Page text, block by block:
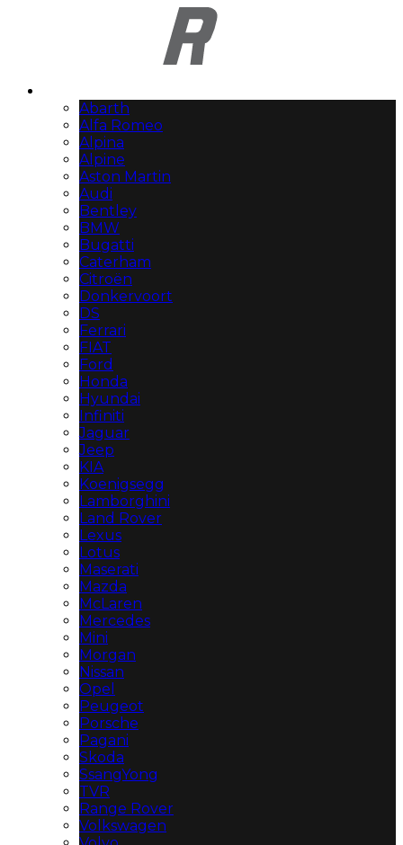
Abarth
Alfa Romeo
Alpina
Alpine
Aston Martin
Audi
Bentley
BMW
Bugatti
Caterham
Citroën
Donkervoort
DS
Ferrari
FIAT
Ford
Honda
Hyundai
Infiniti
Jaguar
Jeep
KIA
Koenigsegg
Lamborghini
Land Rover
Lexus
Lotus
Maserati
Mazda
McLaren
Mercedes
Mini
Morgan
Nissan
Opel
Peugeot
Porsche
Pagani
Skoda
SsangYong
TVR
Range Rover
Volkswagen